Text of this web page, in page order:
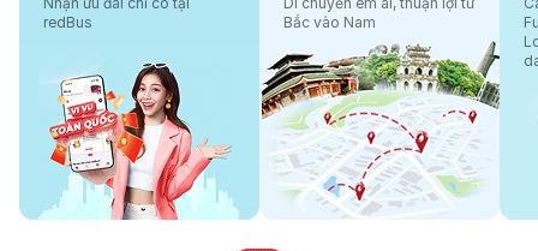
redBus
Bắc vào Nam